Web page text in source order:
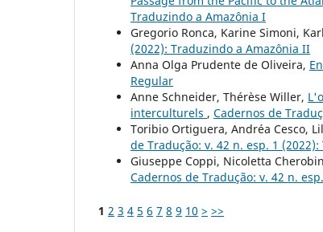
Traduzindo a Amazônia I
Gregorio Ronca, Karine Simoni,
(2022): Traduzindo a Amazônia II
Anna Olga Prudente de Oliveira,
Regular
Anne Schneider, Thérèse Willer,
interculturels , Cadernos de
Toribio Ortiguera, Andréa Cesco,
de Tradução: v. 42 n. esp. 1
Giuseppe Coppi, Nicoletta
Cadernos de Tradução: v. 42 n.
1 2 3 4 5 6 7 8 9 10 > >>